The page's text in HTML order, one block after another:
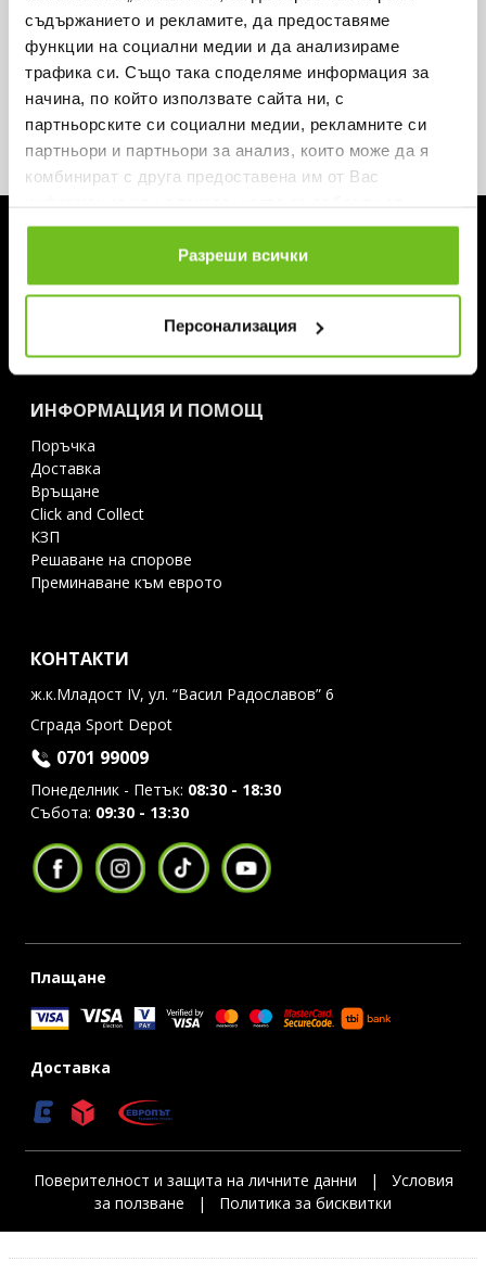
съдържанието и рекламите, да предоставяме
функции на социални медии и да анализираме
трафика си. Също така споделяме информация за
начина, по който използвате сайта ни, с
партньорските си социални медии, рекламните си
партньори и партньори за анализ, които може да я
комбинират с друга предоставена им от Вас
ползването от Ваша страна на услугите им.
Разреши всички
Персонализация
нито една оферта.
Абонирай се
ЗА ABSOLUTE TEAMSPORT
Магазини
ИНФОРМАЦИЯ И ПОМОЩ
Поръчка
Доставка
Връщане
Click and Collect
КЗП
Решаване на спорове
Преминаване към еврото
КОНТАКТИ
ж.к.Младост IV, ул. “Васил Радославов” 6
Сграда Sport Depot
0701 99009
Понеделник - Петък: 08:30 - 18:30
Събота: 09:30 - 13:30
Плащане
Доставка
Поверителност и защита на личните данни |
Условия
за ползване
| Политика за бисквитки